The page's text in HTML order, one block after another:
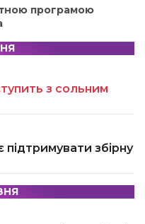
програмою
з сольним
збірну